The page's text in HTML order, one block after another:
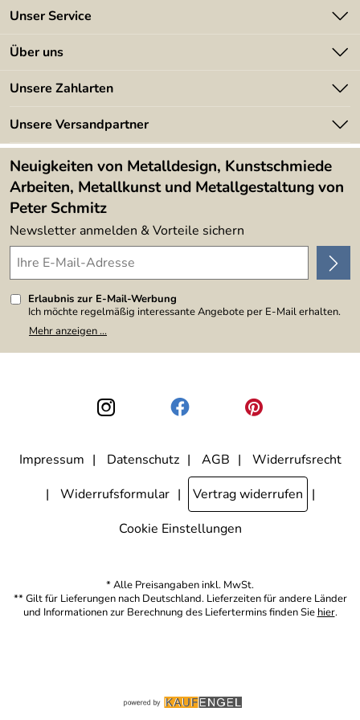
aterial:
Unser Service
Kontakt
Kundeninformationen
Newsletter
Lieferbedingungen
Über uns
Angebote
Kundenbewertungen (394)
4,9/5
Unsere Zahlarten
Unsere Versandpartner
Neuigkeiten von Metalldesign, Kunstschmiede
Arbeiten, Metallkunst und Metallgestaltung von
Peter Schmitz
Newsletter anmelden & Vorteile sichern
Erlaubnis zur E-Mail-Werbung
Ich möchte regelmäßig interessante Angebote per E-Mail erhalten.
Meine E-Mail-Adresse wird nicht an andere Unternehmen
weitergegeben. Zu statistischen Zwecken wird in anonymer Form
den Link "Abmelden" am Ende des Newsletters anklicke. Die
Datenschutzerklärung
habe ich zur Kenntnis genommen.
Mehr anzeigen ...
Impressum Datenschutz AGB
Widerrufsrecht
Widerrufsformular
Vertrag widerrufen
Cookie Einstellungen
* Alle Preisangaben inkl. MwSt.
** Gilt für Lieferungen nach Deutschland. Lieferzeiten für andere Länder
und Informationen zur Berechnung des Liefertermins finden Sie hier.